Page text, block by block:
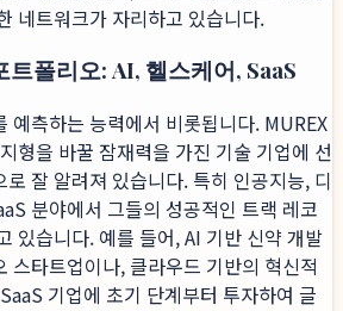
네트워크가 자리하고 있습니다.
폴리오: AI, 헬스케어, SaaS
예측하는 능력에서 비롯됩니다. MUREX
형을 바꿀 잠재력을 가진 기술 기업에 선
잘 알려져 있습니다. 특히 인공지능, 디
분야에서 그들의 성공적인 트랙 레코
있습니다. 예를 들어, AI 기반 신약 개발
스타트업이나, 클라우드 기반의 혁신적
기업에 초기 단계부터 투자하여 글